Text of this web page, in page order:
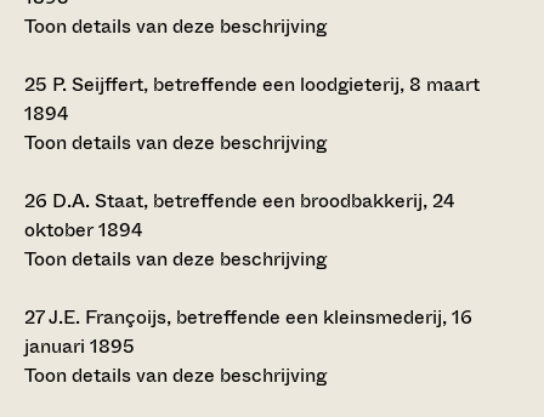
Toon details van deze beschrijving
25 P. Seijffert, betreffende een loodgieterij, 8 maart
1894
Toon details van deze beschrijving
26 D.A. Staat, betreffende een broodbakkerij, 24
oktober 1894
Toon details van deze beschrijving
27J.E. Françoijs, betreffende een kleinsmederij, 16
januari 1895
Toon details van deze beschrijving